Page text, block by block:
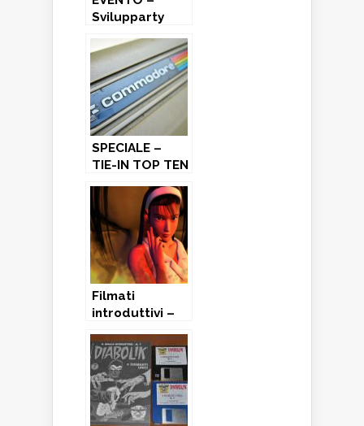
Svilupparty
SPECIALE –
TIE-IN TOP TEN
64 (2° Parte)
Filmati
introduttivi –